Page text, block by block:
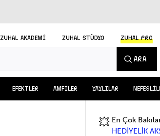
ZUHAL AKADEMİ ZUHAL STÜDYO ZUHAL PRO
ARA
EFEKTLER AMFİLER YAYLILAR
💥 En Çok
HEDİYELİK